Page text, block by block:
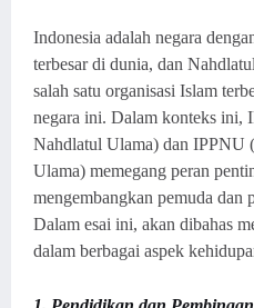
Indonesia adalah negara
terbesar di dunia, dan
salah satu organisasi Islam
negara ini. Dalam konteks ini,
Nahdlatul Ulama) dan IPPNU
Ulama) memegang peran
mengembangkan pemuda
Dalam esai ini, akan dibahas
dalam berbagai aspek